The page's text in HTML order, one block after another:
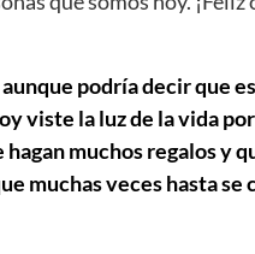
podría decir que
viste la luz de la vida
muchos regalos y
muchas veces hasta se